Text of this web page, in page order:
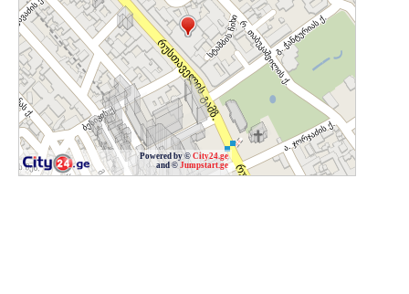
Powered by © City24.ge
and © Jumpstart.ge